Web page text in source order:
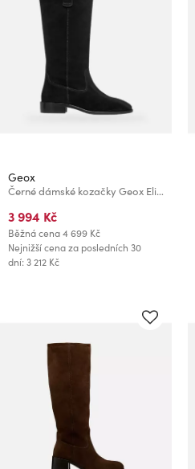
Geox
Černé dámské kozačky Geox Eliebeth
3 994 Kč
Běžná cena4 699 Kč
Nejnižší cena za posledních 30
dní: 3 212 Kč